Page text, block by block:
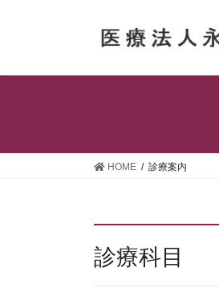
HOME 診療案内
診療科目